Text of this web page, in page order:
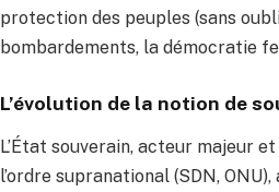
protection des peuples (sans
bombardements, la démocratie
L’évolution de la notion de
L’État souverain, acteur majeur
l’ordre supranational (SDN,